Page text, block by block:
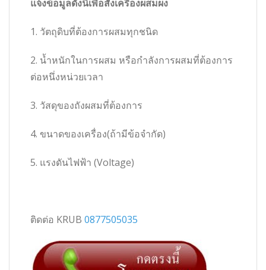
แจ้งข้อมูลดังนี้เพื่อสั่งเครื่องผสมผง
1. วัตถุดิบที่ต้องการผสมทุกชนิด
2. น้ำหนักในการผสม หรือกำลังการผสมที่ต้องการ
ต่อหนึ่งหน่วยเวลา
3. วัสดุของถังผสมที่ต้องการ
4. ขนาดของเครื่อง(ถ้ามีข้อจำกัด)
5. แรงดันไฟฟ้า (Voltage)
ติดต่อ KRUB 0877505035